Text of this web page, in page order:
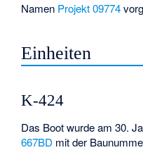
Namen Projekt 09774
Einheiten
K-424
Das Boot wurde am 30.
667BD mit der